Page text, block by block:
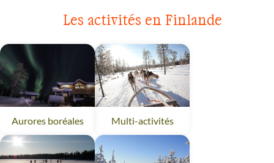
Les activités en Finlande
Aurores boréalesFinlandeMulti-activitésFinlande